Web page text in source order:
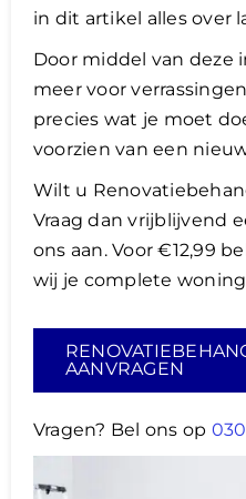
in dit artikel alles over
Door middel van deze
meer voor
precies wat je moet
voorzien van een
Wilt u
Vraag dan vrijblijvend
ons aan. Voor €12,99
wij je complete
AANVRAGEN
Vragen? Bel ons op